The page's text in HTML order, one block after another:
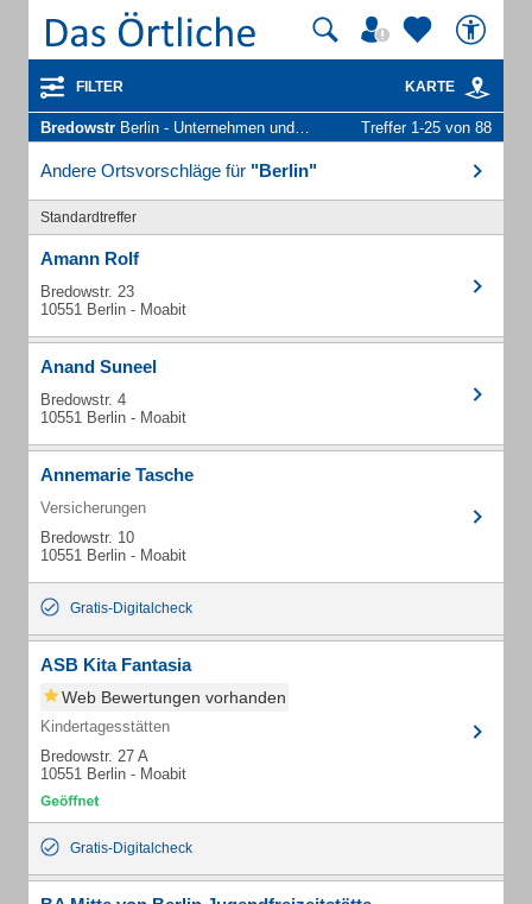
FILTER KARTE
Bredowstr Berlin - Unternehmen und Personen Treffer 1-25 von 88
Andere Ortsvorschläge für "Berlin"
Standardtreffer
Amann Rolf
Bredowstr. 23
10551 Berlin - Moabit
Anand Suneel
Bredowstr. 4
10551 Berlin - Moabit
Annemarie Tasche
Versicherungen
Bredowstr. 10
10551 Berlin - Moabit
Gratis-Digitalcheck
ASB Kita Fantasia
Web Bewertungen vorhanden
Kindertagesstätten
Bredowstr. 27 A
10551 Berlin - Moabit
Gratis-Digitalcheck